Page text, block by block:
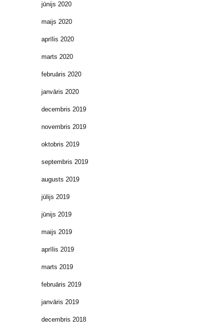
jūnijs 2020
maijs 2020
aprīlis 2020
marts 2020
februāris 2020
janvāris 2020
decembris 2019
novembris 2019
oktobris 2019
septembris 2019
augusts 2019
jūlijs 2019
jūnijs 2019
maijs 2019
aprīlis 2019
marts 2019
februāris 2019
janvāris 2019
decembris 2018